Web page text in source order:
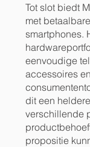
Tot slot biedt
met
smartphones.
eenvoudige
accessoires
dit een
verschillende
propositie